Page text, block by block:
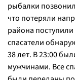
рыбалки
что потеряли
района
спасатели
38 лет. В 23:00
мужчинами. Все